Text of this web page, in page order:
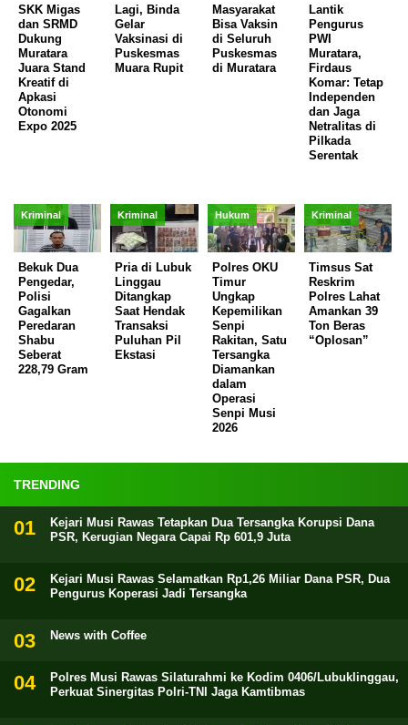
SKK Migas
dan SRMD
Dukung
Muratara
Juara Stand
Kreatif di
Apkasi
Otonomi
Expo 2025
Lagi, Binda
Gelar
Vaksinasi di
Puskesmas
Muara Rupit
Masyarakat
Bisa Vaksin
di Seluruh
Puskesmas
di Muratara
Lantik
Pengurus
PWI
Muratara,
Firdaus
Komar: Tetap
Independen
dan Jaga
Netralitas di
Pilkada
Serentak
Kriminal
Bekuk Dua
Pengedar,
Polisi
Gagalkan
Peredaran
Shabu
Seberat
228,79 Gram
Kriminal
Pria di Lubuk
Linggau
Ditangkap
Saat Hendak
Transaksi
Puluhan Pil
Ekstasi
Hukum
Polres OKU
Timur
Ungkap
Kepemilikan
Senpi
Rakitan, Satu
Tersangka
Diamankan
dalam
Operasi
Senpi Musi
2026
Kriminal
Timsus Sat
Reskrim
Polres Lahat
Amankan 39
Ton Beras
“Oplosan”
TRENDING
Kejari Musi Rawas Tetapkan Dua Tersangka Korupsi Dana
PSR, Kerugian Negara Capai Rp 601,9 Juta
Kejari Musi Rawas Selamatkan Rp1,26 Miliar Dana PSR, Dua
Pengurus Koperasi Jadi Tersangka
News with Coffee
Polres Musi Rawas Silaturahmi ke Kodim 0406/Lubuklinggau,
Perkuat Sinergitas Polri-TNI Jaga Kamtibmas